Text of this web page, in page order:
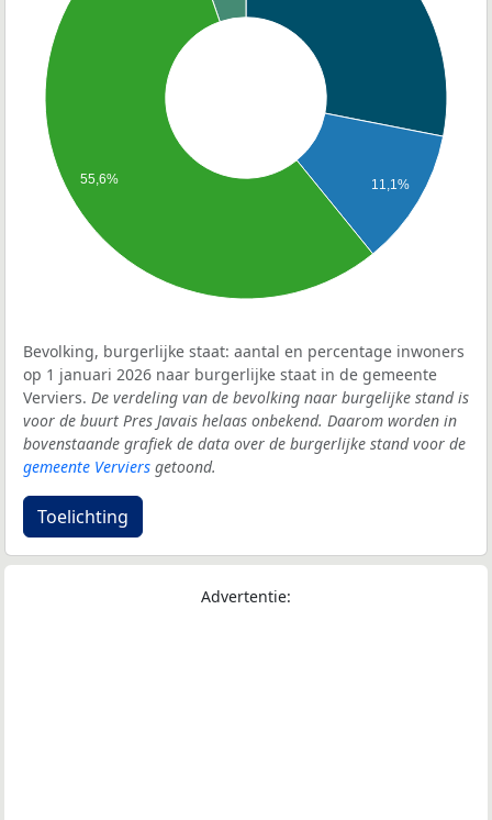
11,1%
55,6%
Bevolking, burgerlijke staat: aantal en percentage inwoners
op 1 januari 2026 naar burgerlijke staat in de gemeente
Verviers. De verdeling van de bevolking naar burgelijke stand is
voor de buurt Pres Javais helaas onbekend. Daarom worden in
bovenstaande grafiek de data over de burgerlijke stand voor de
gemeente Verviers getoond.
Toelichting
Advertentie: